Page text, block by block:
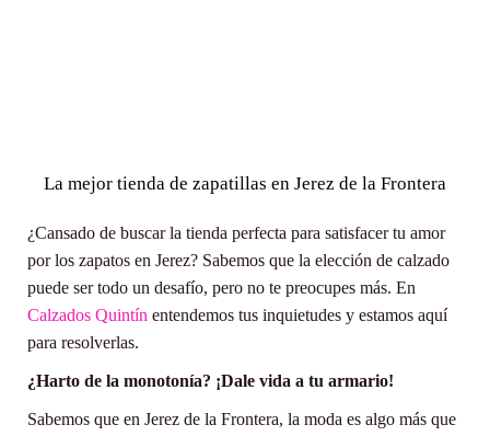
La mejor tienda de zapatillas en Jerez de la Frontera
¿Cansado de buscar la tienda perfecta para satisfacer tu amor
por los zapatos en Jerez? Sabemos que la elección de calzado
puede ser todo un desafío, pero no te preocupes más. En
Calzados Quintín entendemos tus inquietudes y estamos aquí
para resolverlas.
¿Harto de la monotonía? ¡Dale vida a tu armario!
Sabemos que en Jerez de la Frontera, la moda es algo más que